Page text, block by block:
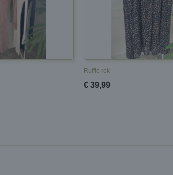
Ruffle rok
€ 39,99